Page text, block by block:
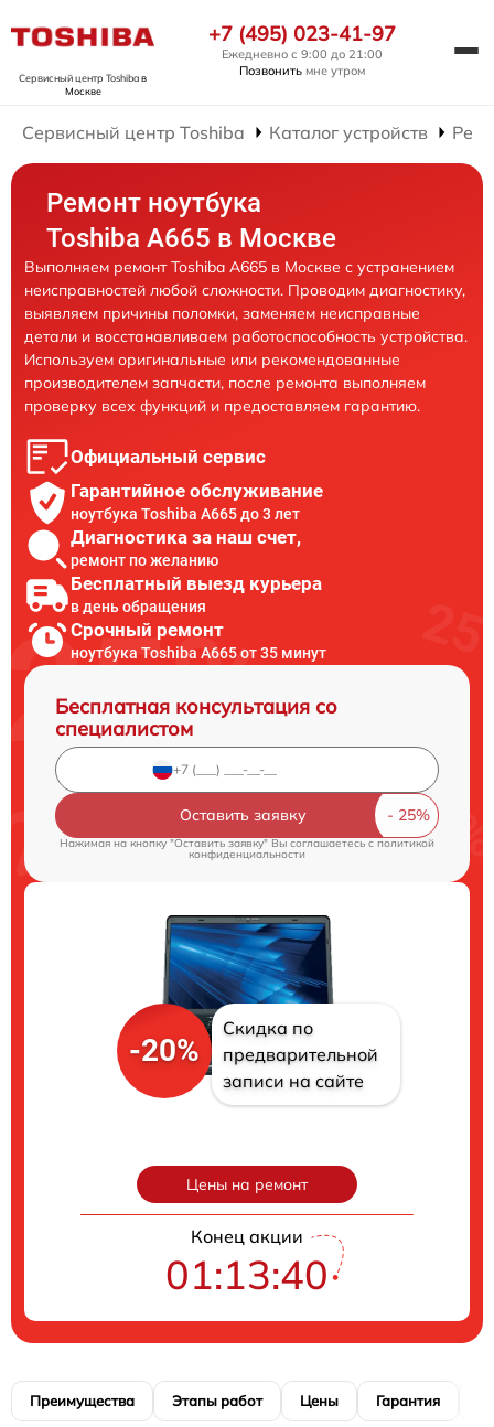
Сервисный центр Toshibaв
Москве
+7 (495) 023-41-97
Ежедневно с 9:00 до 21:00
Позвонить мне утром
Сервисный центр Toshiba Каталог устройств
Ремонт ноутбука
Toshiba A665 в Москве
Выполняем ремонт Toshiba A665 в Москве с устранением
неисправностей любой сложности. Проводим диагностику,
выявляем причины поломки, заменяем неисправные
детали и восстанавливаем работоспособность устройства.
Используем оригинальные или рекомендованные
производителем запчасти, после ремонта выполняем
проверку всех функций и предоставляем гарантию.
Официальный сервис
Гарантийное обслуживание
ноутбука Toshiba A665 до 3 лет
Диагностика за наш счет,
ремонт по желанию
Бесплатный выезд курьера
в день обращения
Срочный ремонт
ноутбука Toshiba A665 от 35 минут
Бесплатная консультация со
специалистом
Оставить заявку
Нажимая на кнопку "Оставить заявку" Вы соглашаетесь cполитикой
конфиденциальности
-20%
Скидка по
предварительной
записи на сайте
Цены на ремонт
Конец акции
01:13:39
Преимущества Этапы работ Цены Гарантия